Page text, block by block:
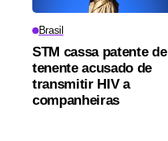
Brasil
STM cassa patente de
tenente acusado de
transmitir HIV a
companheiras